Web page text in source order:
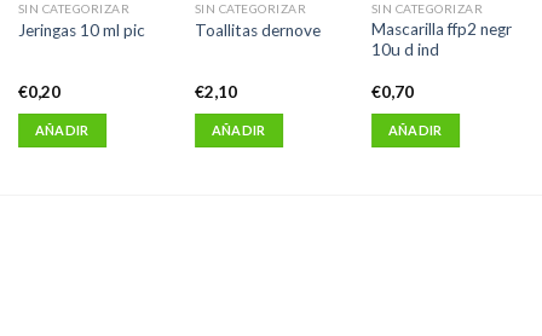
SIN CATEGORIZAR
Jeringas 10 ml pic
€0,20
AÑADIR
SIN CATEGORIZAR
Toallitas dernove
€2,10
AÑADIR
SIN CATEGORIZAR
Mascarilla ffp2 negr
10u d ind
€0,70
AÑADIR